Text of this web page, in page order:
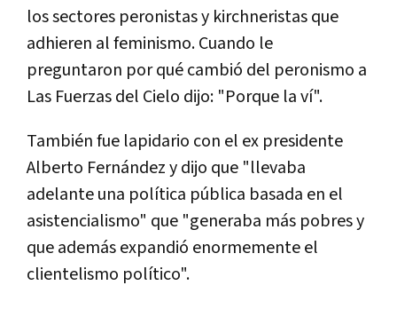
los sectores peronistas y kirchneristas que
adhieren al feminismo. Cuando le
preguntaron por qué cambió del peronismo a
Las Fuerzas del Cielo dijo: "Porque la ví".
También fue lapidario con el ex presidente
Alberto Fernández y dijo que "llevaba
adelante una política pública basada en el
asistencialismo" que "generaba más pobres y
que además expandió enormemente el
clientelismo político".